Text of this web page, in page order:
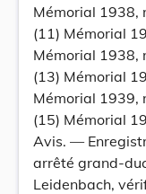
Mémorial 1938,
(11) Mémorial
Mémorial 1938,
(13) Mémorial
Mémorial 1939,
(15) Mémorial
Avis. —
arrêté grand-
Leidenbach,